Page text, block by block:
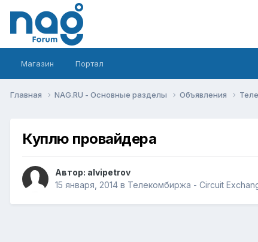
Магазин Портал
Главная NAG.RU - Основные разделы Объявления
Куплю провайдера
Автор: alvipetrov
15 января, 2014 в Телекомбиржа - Circuit